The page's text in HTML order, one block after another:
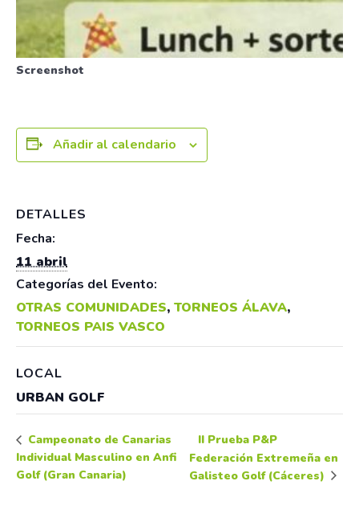
Screenshot
Añadir al calendario
DETALLES
Fecha:
11 abril
Categorías del Evento:
OTRAS COMUNIDADES, TORNEOS ÁLAVA,
TORNEOS PAIS VASCO
LOCAL
URBAN GOLF
Campeonato de Canarias
Individual Masculino en Anfi
Golf (Gran Canaria)
II Prueba P&P
Federación Extremeña en
Galisteo Golf (Cáceres)